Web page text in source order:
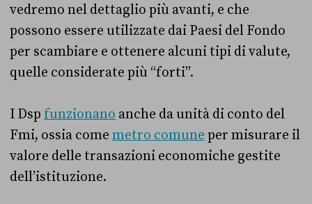
vedremo nel dettaglio più avanti, e che
possono essere utilizzate dai Paesi del Fondo
per scambiare e ottenere alcuni tipi di valute,
quelle considerate più “forti”.
I Dsp funzionano anche da unità di conto del
Fmi, ossia come metro comune per misurare il
valore delle transazioni economiche gestite
dell’istituzione.